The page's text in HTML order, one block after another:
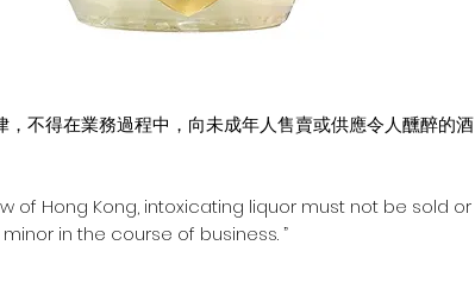
，不得在業務過程中，向未成年人售賣或供應令人醺醉的酒
of Hong Kong, intoxicating liquor must not be sold or
in the course of business. ”